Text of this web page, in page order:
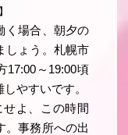
く場合、朝夕の
しょう。札幌市
17:00～19:00頃
やすいです。
よ、この時間
。事務所への出